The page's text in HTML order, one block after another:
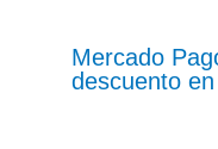
Mercado
descuento